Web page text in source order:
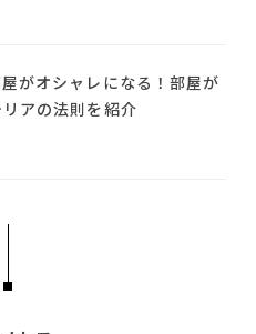
がオシャレになる！部屋が
アの法則を紹介